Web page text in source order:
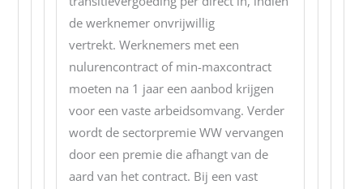
de werknemer onvrijwillig
vertrekt. Werknemers met een
nulurencontract of min-maxcontract
moeten na 1 jaar een aanbod krijgen
voor een vaste arbeidsomvang. Verder
wordt de sectorpremie WW vervangen
door een premie die afhangt van de
aard van het contract. Bij een vast